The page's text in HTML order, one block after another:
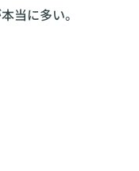
当に多い。